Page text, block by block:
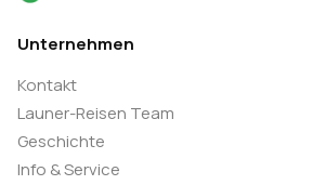
Unternehmen
Kontakt
Launer-Reisen Team
Geschichte
Info & Service